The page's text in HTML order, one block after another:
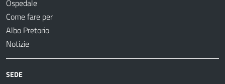
Ospedale
Come fare per
Albo Pretorio
Notizie
SEDE